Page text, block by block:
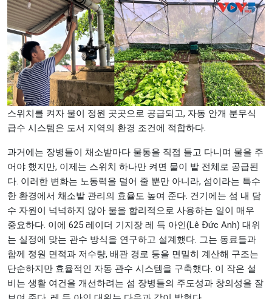
스위치를 켜자 물이 정원 곳곳으로 공급되고, 자동 안개 분무식
급수 시스템은 도서 지역의 환경 조건에 적합하다.
과거에는 장병들이 채소밭마다 물통을 직접 들고 다니며 물을 주
어야 했지만, 이제는 스위치 하나만 켜면 물이 밭 전체로 공급된
다. 이러한 변화는 노동력을 덜어 줄 뿐만 아니라, 섬이라는 특수
한 환경에서 채소밭 관리의 효율도 높여 준다. 건기에는 섬 내 담
수 자원이 넉넉하지 않아 물을 합리적으로 사용하는 일이 매우
중요하다. 이에 625 레이더 기지장 레 득 아인(Lê Đức Anh) 대위
는 실정에 맞는 관수 방식을 연구하고 설계했다. 그는 동료들과
함께 정원 면적과 저수량, 배관 경로 등을 면밀히 계산해 구조는
단순하지만 효율적인 자동 관수 시스템을 구축했다. 이 작은 설
비는 생활 여건을 개선하려는 섬 장병들의 주도성과 창의성을 잘